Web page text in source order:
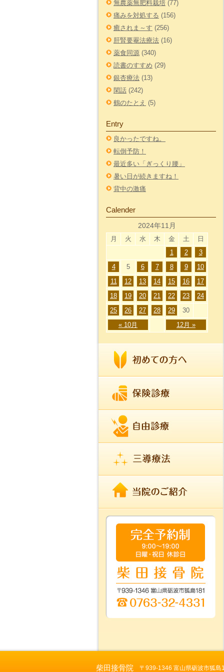
無農薬無肥料栽培 (77)
痛みを対処する (156)
癒されま～す (256)
肝腎要罨法療法 (16)
薬食同源 (340)
読書のすすめ (29)
銀杏療法 (13)
閑話 (242)
鶴のたとえ (5)
Entry
良かったですね。
転倒予防！
最近多い「ぎっくり腰」
暑い日が続きますね！
背中の激痛
Calender
2024年11月
月 火 水 木 金 土 日
« 10月 12月 »
1 2
3
4
5 6 7 8 9
10
11
12 13 14 15 16
17
18
19 20 21 22 23
24
25
26 27 28 29 30
柴田接骨院 〒939-1346 富山県砺波市狐島